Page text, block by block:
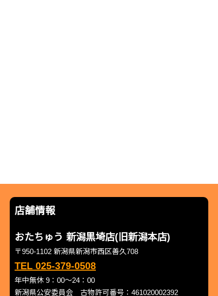
店舗情報
おたちゅう 新潟黒埼店(旧新潟本店)
〒950-1102 新潟県新潟市西区善久708
TEL 025-379-0508
年中無休 9：00～24：00
新潟県公安委員会 古物許可番号：461020002392